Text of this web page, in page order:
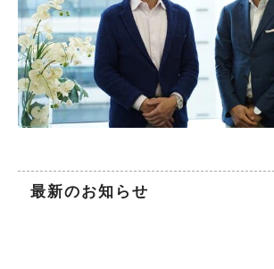
最新のお知らせ